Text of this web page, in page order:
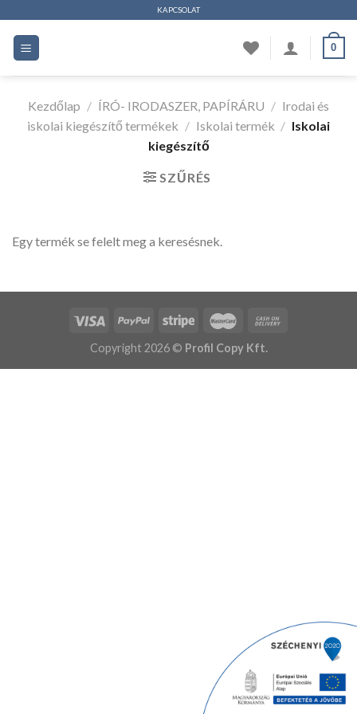
tartalomhoz
KAPCSOLAT
0
Kezdőlap / ÍRÓ- IRODASZER, PAPÍRÁRU / Irodai és
iskolai kiegészítő termékek / Iskolai termék / Iskolai
kiegészítő
SZŰRÉS
Egy termék se felelt meg a keresésnek.
Copyright 2026 © Profil Copy Kft.